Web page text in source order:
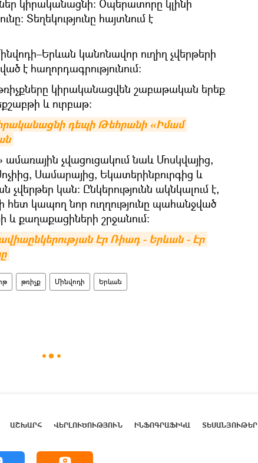
կիրականացնի։ Օպերատորը կլինի
Տեղեկությունը հայտնում է
կանոնավոր ուղիղ չվերթերի
է հաղորդագրությունում։
կիրականացվեն շաբաթական երեք
և ուրբաթ։
դեպի Թեհրանի «Իմամ
ամառային չվացուցակում նաև Մոսկվայից,
Սամարայից, Եկատերինբուրգից և
կան։ Ընկերությունն ակնկալում է,
կապող նոր ուղղությունը պահանջված
և քաղաքացիների շրջանում։
Էր Ռիադ - Երևան - Էր
թռիչք Մինվոդի Երևան
ԱՇԽԱՐՀ ՎԵՐԼՈՒԾՈՒԹՅՈՒՆ ԻՆՖՈԳՐԱՖԻԿԱ ՏԵՍԱՆՅՈՒԹԵՐ